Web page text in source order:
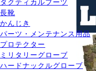
長靴
かんじき
パーツ・メンテナンス用品
プロテクター
ミリタリーグローブ
ハードナックルグローブ